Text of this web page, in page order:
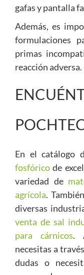
gafas y pantalla
Además, es
formulaciones
primas
reacción adversa.
En el catálogo
fosfórico de
variedad de
agrícola.
diversas
venta de sal
para cárnicos.
necesitas a
dudas o